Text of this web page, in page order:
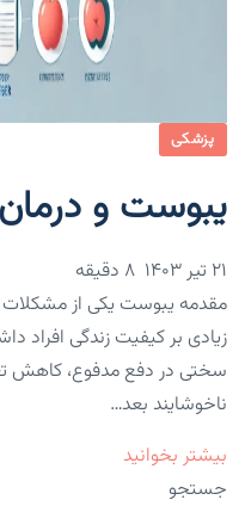
پزشکی
یبوست و
۲۱ تیر ۱۴۰۳
مقدمه یبوست یکی از مشکلات
زیادی بر کیفیت زندگی افراد
سختی در دفع مدفوع، کاهش
ناخوشایند بعد…
بیشتر بخوانید
جستجو